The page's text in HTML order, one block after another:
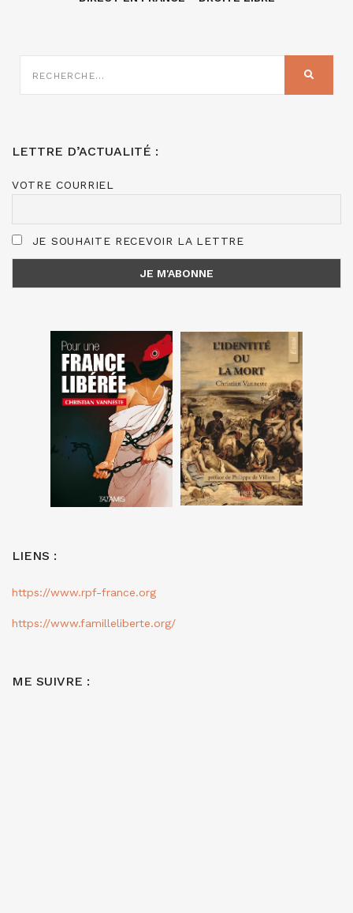
SUR
LETTRE D’ACTUALITÉ :
VOTRE COURRIEL
JE SOUHAITE RECEVOIR LA LETTRE
LIENS :
https://www.rpf-france.org
https://www.familleliberte.org/
ME SUIVRE :